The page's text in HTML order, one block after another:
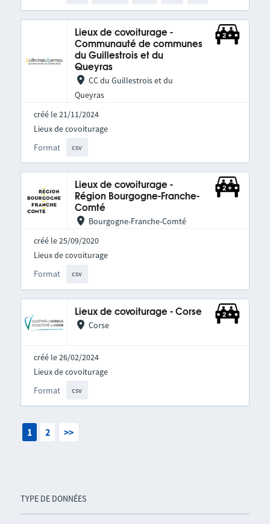
TYPE DE DONNÉES
Lieux de covoiturage -
Communauté de communes
du Guillestrois et du
Queyras
CC du Guillestrois et du
Queyras
créé le 21/11/2024
Format csv
Lieux de covoiturage
Lieux de covoiturage -
Région Bourgogne-Franche-
Comté
Bourgogne-Franche-Comté
créé le 25/09/2020
Format csv
Lieux de covoiturage
Lieux de covoiturage - Corse
Corse
créé le 26/02/2024
Format csv
Lieux de covoiturage
1 2 >>